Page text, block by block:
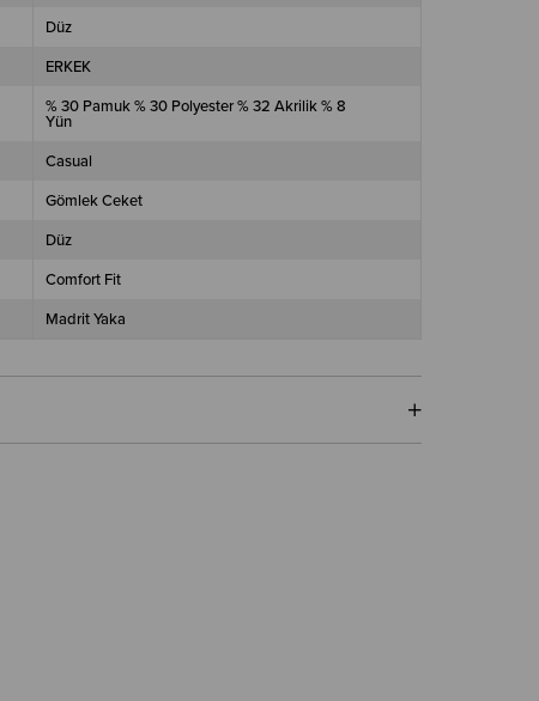
Düz
ERKEK
% 30 Pamuk % 30 Polyester % 32 Akrilik % 8
Yün
Casual
Gömlek Ceket
Düz
Comfort Fit
Madrit Yaka